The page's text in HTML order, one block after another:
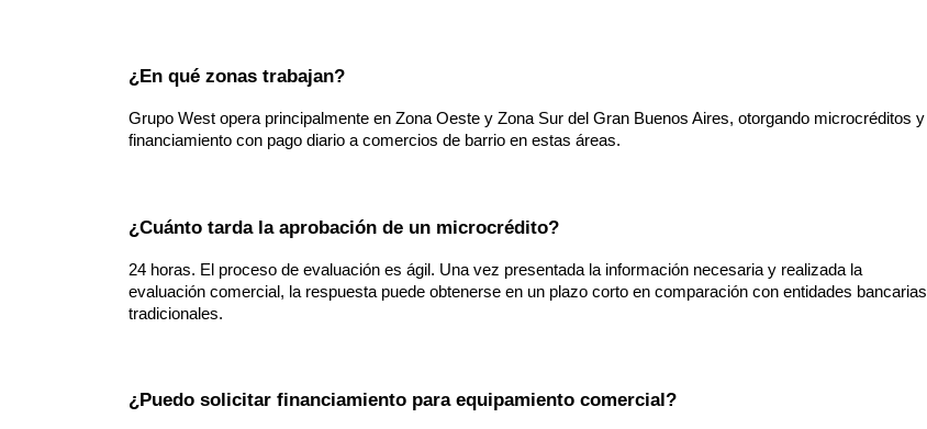
¿En qué zonas trabajan?
Grupo West opera principalmente en Zona Oeste y Zona Sur del Gran Buenos Aires, otorgando microcréditos y
financiamiento con pago diario a comercios de barrio en estas áreas.
¿Cuánto tarda la aprobación de un microcrédito?
24 horas. El proceso de evaluación es ágil. Una vez presentada la información necesaria y realizada la
evaluación comercial, la respuesta puede obtenerse en un plazo corto en comparación con entidades bancarias
tradicionales.
¿Puedo solicitar financiamiento para equipamiento comercial?